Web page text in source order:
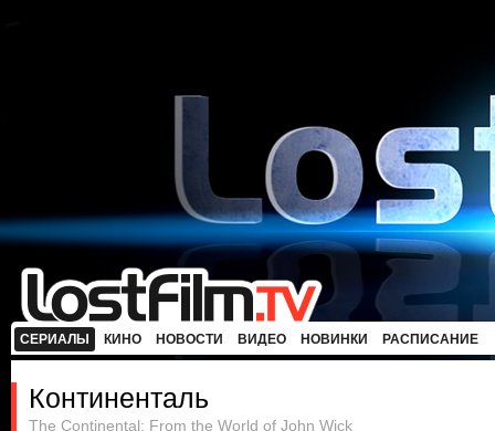
СЕРИАЛЫ КИНО НОВОСТИ ВИДЕО НОВИНКИ РАСПИСАНИЕ
Континенталь
The Continental: From the World of John Wick